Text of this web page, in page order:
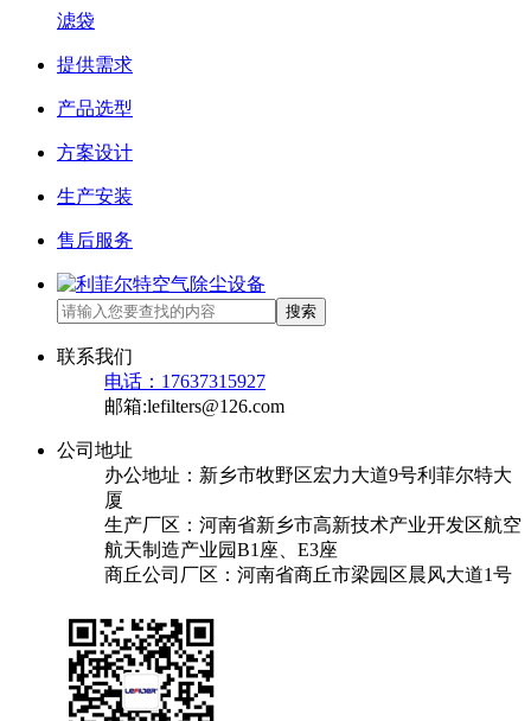
滤袋
提供需求
产品选型
方案设计
生产安装
售后服务
搜索
联系我们
电话：17637315927
邮箱:lefilters@126.com
公司地址
办公地址：新乡市牧野区宏力大道9号利菲尔特大
厦
生产厂区：河南省新乡市高新技术产业开发区航空
航天制造产业园B1座、E3座
商丘公司厂区：河南省商丘市梁园区晨风大道1号